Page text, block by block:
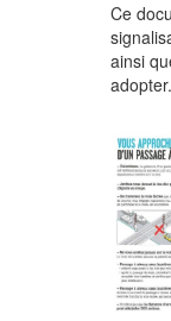
Ce
ainsi
adopter.